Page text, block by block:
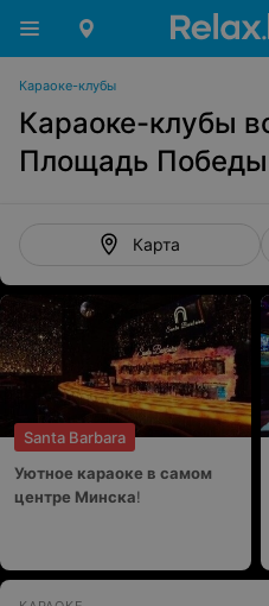
Караоке-клубы
Караоке-клубы
Площадь
Карта
Santa Barbara
Уютное караоке в самом
центре Минска!